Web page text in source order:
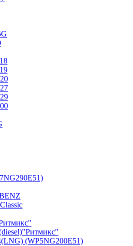
(WP5NG200E51)